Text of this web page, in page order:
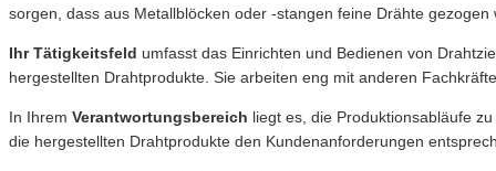
sorgen, dass aus Metallblöcken oder -stangen feine Drähte gezogen
Ihr Tätigkeitsfeld umfasst das Einrichten und Bedienen von
hergestellten Drahtprodukte. Sie arbeiten eng mit anderen
In Ihrem Verantwortungsbereich liegt es, die Produktionsabläufe
die hergestellten Drahtprodukte den Kundenanforderungen